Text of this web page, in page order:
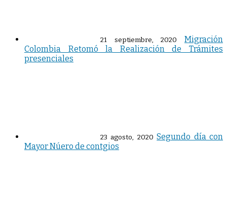
21 septiembre, 2020
Migración
Colombia Retomó la Realización de Trámites
presenciales
23 agosto, 2020 Segundo día con
Mayor Núero de contgios